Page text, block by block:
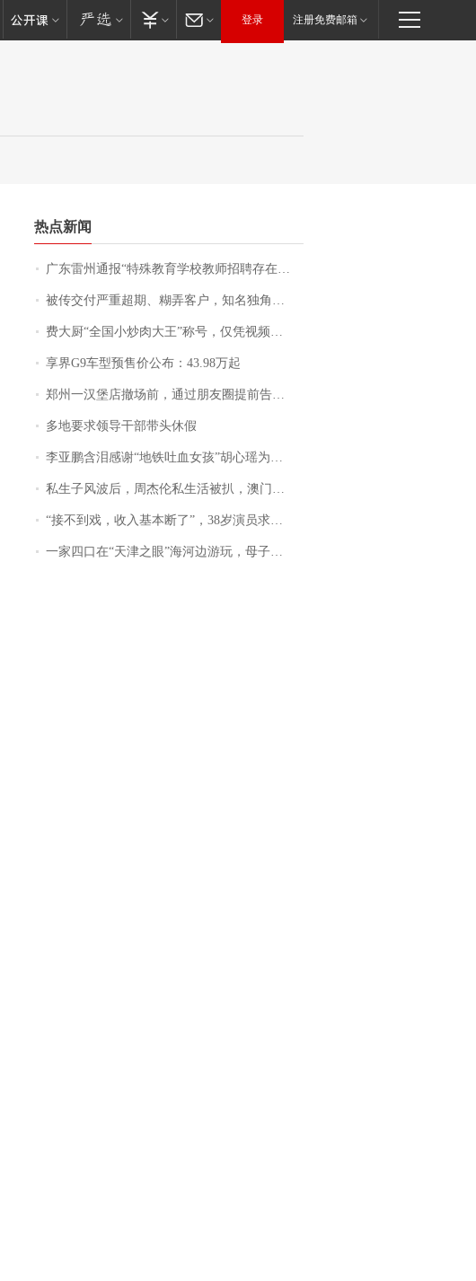
登录 注册免费邮箱
热点新闻
广东雷州通报“特殊教育学校教师招聘存在违规行为”：已启动问责程序 副校长被停职
被传交付严重超期、糊弄客户，知名独角兽车企创始人回应：都没证据，将依法采取措施，“本人长期与美国交管局保持沟通，对方表示肯定”
费大厨“全国小炒肉大王”称号，仅凭视频评出？中国烹饪协会回应
享界G9车型预售价公布：43.98万起
郑州一汉堡店撤场前，通过朋友圈提前告知逐一退费，有顾客仅剩1元也全被退回，分文不少；顾客：言而有信，让人感动
多地要求领导干部带头休假
李亚鹏含泪感谢“地铁吐血女孩”胡心瑶为嫣然天使捐99999元：这份捐赠太沉重，尊重其捐赠意愿，个人向胡心瑶和她的病友之家各捐赠99999元
私生子风波后，周杰伦私生活被扒，澳门输10亿传闻早已经水落石出
“接不到戏，收入基本断了”，38岁演员求职景区NPC：工作量断崖式下跌，留给我试错的时间不多了
一家四口在“天津之眼”海河边游玩，母子俩不幸溺亡